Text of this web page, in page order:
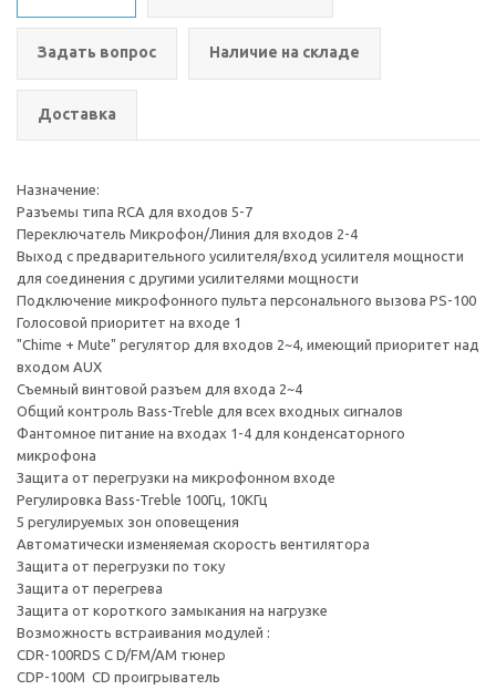
Задать вопрос Наличие на складе
Доставка
Назначение:
Разъемы типа RCA для входов 5-7
Переключатель Микрофон/Линия для входов 2-4
Выход с предварительного усилителя/вход усилителя мощности
для соединения с другими усилителями мощности
Подключение микрофонного пульта персонального вызова PS-100
Голосовой приоритет на входе 1
"Chime + Mute" регулятор для входов 2~4, имеющий приоритет над
входом AUX
Съемный винтовой разъем для входа 2~4
Общий контроль Bass-Treble для всех входных сигналов
Фантомное питание на входах 1-4 для конденсаторного
микрофона
Защита от перегрузки на микрофонном входе
Регулировка Bass-Treble 100Гц, 10КГц
5 регулируемых зон оповещения
Автоматически изменяемая скорость вентилятора
Защита от перегрузки по току
Защита от перегрева
Защита от короткого замыкания на нагрузке
Возможность встраивания модулей :
CDR-100RDS C D/FM/AM тюнер
CDP-100М CD проигрыватель